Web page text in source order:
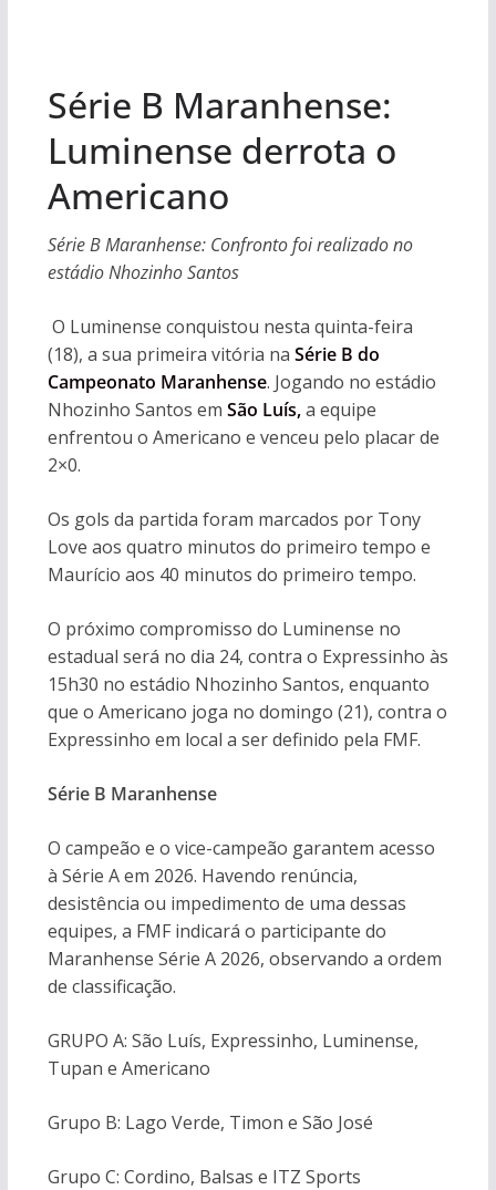
Série B Maranhense:
Luminense derrota o
Americano
Série B Maranhense: Confronto foi realizado no
estádio Nhozinho Santos
O Luminense conquistou nesta quinta-feira
(18), a sua primeira vitória na Série B do
Campeonato Maranhense. Jogando no estádio
Nhozinho Santos em São Luís,a equipe
enfrentou o Americano e venceu pelo placar de
2×0.
Os gols da partida foram marcados por Tony
Love aos quatro minutos do primeiro tempo e
Maurício aos 40 minutos do primeiro tempo.
O próximo compromisso do Luminense no
estadual será no dia 24, contra o Expressinho às
15h30 no estádio Nhozinho Santos, enquanto
que o Americano joga no domingo (21), contra o
Expressinho em local a ser definido pela FMF.
Série B Maranhense
O campeão e o vice-campeão garantem acesso
à Série A em 2026. Havendo renúncia,
desistência ou impedimento de uma dessas
equipes, a FMF indicará o participante do
Maranhense Série A 2026, observando a ordem
de classificação.
GRUPO A: São Luís, Expressinho, Luminense,
Tupan e Americano
Grupo B: Lago Verde, Timon e São José
Grupo C: Cordino, Balsas e ITZ Sports